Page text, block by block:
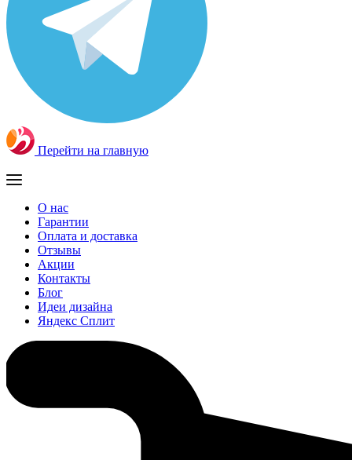
Перейти на главную
О нас
Гарантии
Оплата и доставка
Отзывы
Акции
Контакты
Блог
Идеи дизайна
Яндекс Сплит